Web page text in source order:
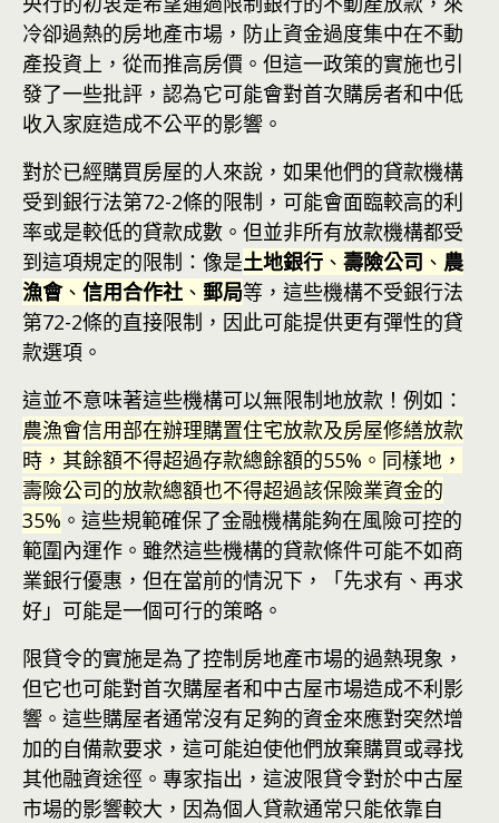
冷卻過熱的房地產市場，防止資金過度集中在不動
產投資上，從而推高房價。但這一政策的實施也引
發了一些批評，認為它可能會對首次購房者和中低
收入家庭造成不公平的影響。
對於已經購買房屋的人來說，如果他們的貸款機構
受到銀行法第72-2條的限制，可能會面臨較高的利
率或是較低的貸款成數。但並非所有放款機構都受
到這項規定的限制：像是土地銀行 、 壽險公司 、 農
漁會、 信用合作社 、 郵局等，這些機構不受銀行法
第72-2條的直接限制，因此可能提供更有彈性的貸
款選項。
這並不意味著這些機構可以無限制地放款！例如：
農漁會信用部在辦理購置住宅放款及房屋修繕放款
時，其餘額不得超過存款總餘額的55%。同樣地，
壽險公司的放款總額也不得超過該保險業資金的
35% 。這些規範確保了金融機構能夠在風險可控的
範圍內運作。雖然這些機構的貸款條件可能不如商
業銀行優惠，但在當前的情況下，「先求有、再求
好」可能是一個可行的策略。
限貸令的實施是為了控制房地產市場的過熱現象，
但它也可能對首次購屋者和中古屋市場造成不利影
響。這些購屋者通常沒有足夠的資金來應對突然增
加的自備款要求，這可能迫使他們放棄購買或尋找
其他融資途徑。專家指出，這波限貸令對於中古屋
市場的影響較大，因為個人貸款通常只能依靠自